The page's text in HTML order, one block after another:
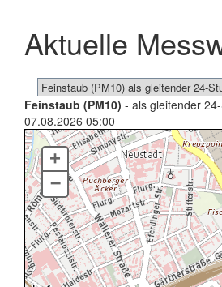
Aktuelle
Feinstaub (PM10) - als gleitender
07.08.2026 05:00
+
–